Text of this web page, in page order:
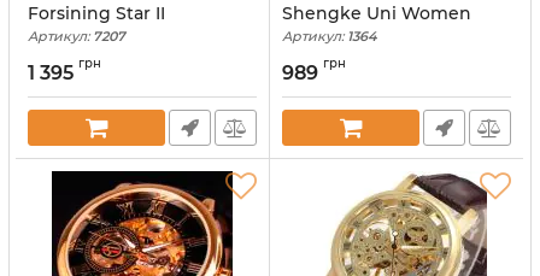
Forsining Star II
Артикул:7207
1 395 грн
Shengke Uni Women
Артикул:1364
989 грн